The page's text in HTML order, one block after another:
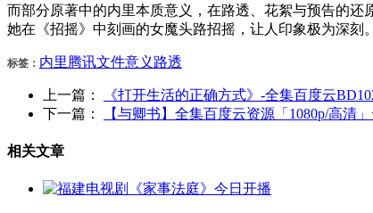
而部分原著中的内里本质意义，在路透、花絮与预告的还
她在《招摇》中刻画的女魔头路招摇，让人印象极为深刻
标签： 内里腾讯文件意义 路透
上一篇：
《打开生活的正确方式》-全集百度云
下一篇：
【与卿书】全集百度云资源「1080p/高清
相关文章